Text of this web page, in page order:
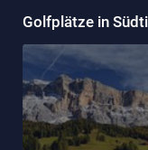
Wellness-
Sie hier das perfekte
passt und Ihr
Golfplätze in